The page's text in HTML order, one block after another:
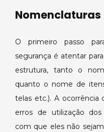
Nomenclaturas
O primeiro passo
segurança é atentar
estrutura, tanto o
quanto o nome de
telas etc.). A ocorrência
erros de utilização dos
com que eles não